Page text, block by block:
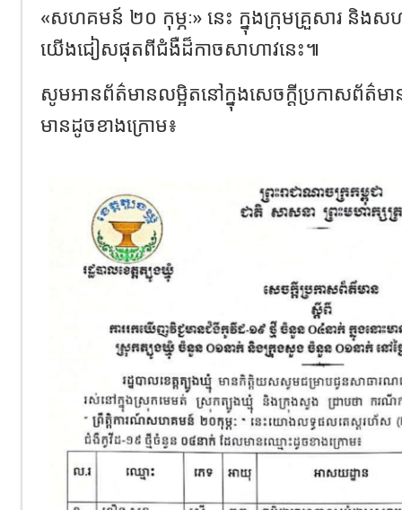
«សហគមន៍ ២០ កុម្ភៈ» នេះ ក្នុងក្រុមគ្រួសារ និង
យើងជៀសផុតពីជំងឺដ៏កាចសាហាវនេះ៕
សូមអានព័ត៌មានលម្អិតនៅក្នុង​សេចក្តីប្រកាសព័ត៌មាន
មានដូចខាងក្រោម​៖